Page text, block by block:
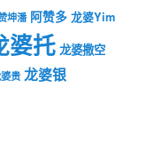
坤潘 阿赞多 龙婆Yim
婆托 龙婆撒空
贵 龙婆银